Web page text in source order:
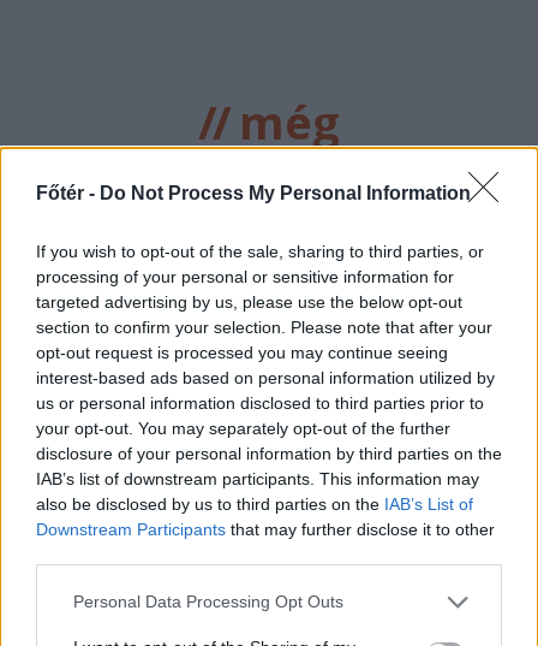
Főtér - Do Not Process My Personal Information
If you wish to opt-out of the sale, sharing to third parties, or
processing of your personal or sensitive information for
targeted advertising by us, please use the below opt-out
section to confirm your selection. Please note that after your
opt-out request is processed you may continue seeing
interest-based ads based on personal information utilized by
us or personal information disclosed to third parties prior to
your opt-out. You may separately opt-out of the further
disclosure of your personal information by third parties on the
IAB’s list of downstream participants. This information may
also be disclosed by us to third parties on the IAB’s List of
Downstream Participants that may further disclose it to other
Personal Data Processing Opt Outs
//még
több
főtér.ro
2026. AUGUSZTUS 09., VASÁRNAP
Fejszékkel, botokkal
támadtak a mentősökre,
mert azt hitték,